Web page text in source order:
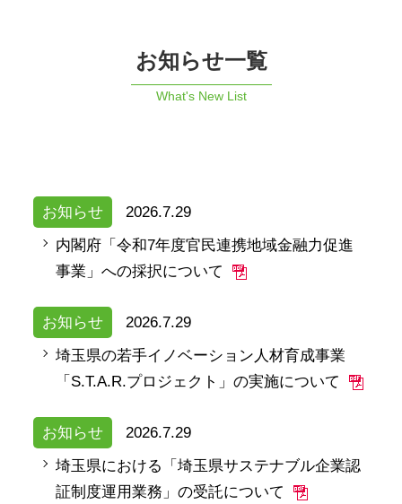
お知らせ一覧
What's New List
お知らせ
2026.7.29
内閣府「令和7年度官民連携地域金融力促進
事業」への採択について
お知らせ
2026.7.29
埼玉県の若手イノベーション人材育成事業
「S.T.A.R.プロジェクト」の実施について
お知らせ
2026.7.29
埼玉県における「埼玉県サステナブル企業認
証制度運用業務」の受託について